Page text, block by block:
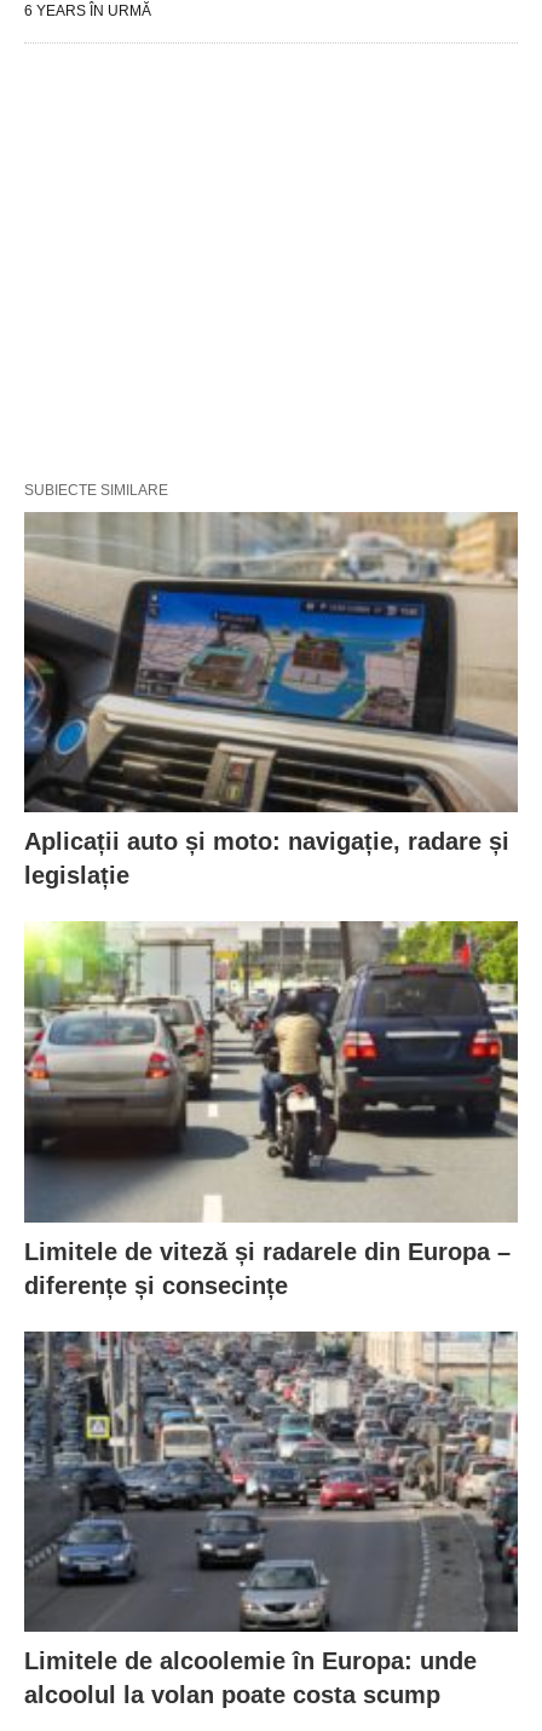
6 YEARS ÎN URMĂ
SUBIECTE SIMILARE
Aplicații auto și moto: navigație, radare și
legislație
Limitele de viteză și radarele din Europa –
diferențe și consecințe
Limitele de alcoolemie în Europa: unde
alcoolul la volan poate costa scump